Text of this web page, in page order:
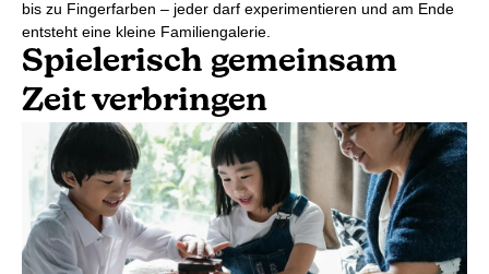
bis zu Fingerfarben – jeder darf experimentieren und am Ende
entsteht eine kleine Familiengalerie.
Spielerisch gemeinsam
Zeit verbringen